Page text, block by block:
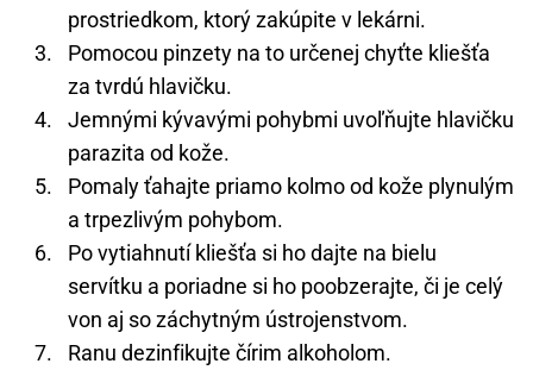
prostriedkom, ktorý zakúpite v lekárni.
Pomocou pinzety na to určenej chyťte kliešťa
za tvrdú hlavičku.
Jemnými kývavými pohybmi uvoľňujte hlavičku
parazita od kože.
Pomaly ťahajte priamo kolmo od kože plynulým
a trpezlivým pohybom.
Po vytiahnutí kliešťa si ho dajte na bielu
servítku a poriadne si ho poobzerajte, či je celý
von aj so záchytným ústrojenstvom.
Ranu dezinfikujte čírim alkoholom.